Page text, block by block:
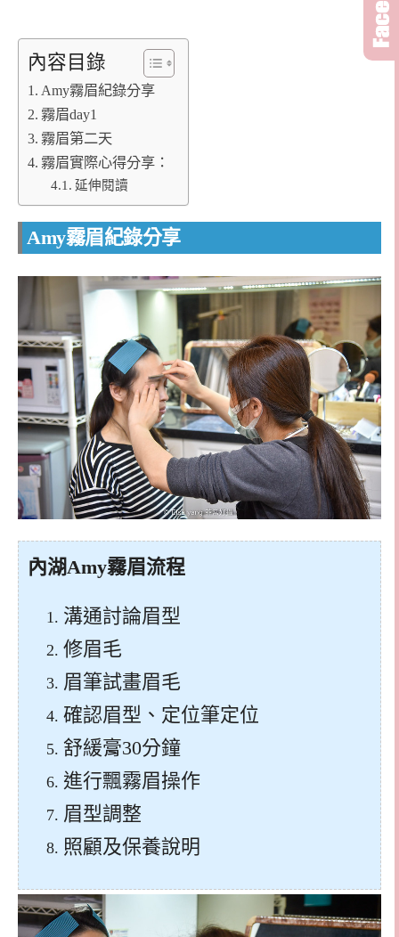
內容目錄
Amy霧眉紀錄分享
霧眉day1
霧眉第二天
霧眉實際心得分享：
延伸閱讀
Amy霧眉紀錄分享
內湖Amy霧眉流程
溝通討論眉型
修眉毛
眉筆試畫眉毛
確認眉型、定位筆定位
舒緩膏30分鐘
進行飄霧眉操作
眉型調整
照顧及保養說明